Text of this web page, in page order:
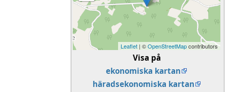
Leaflet | ©OpenStreetMapcontributors
Visa på
ekonomiska kartan
häradsekonomiska kartan